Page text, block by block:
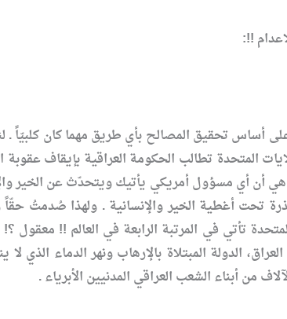
!!:
تحقيق المصالح بأي طريق مهما كان كلبيّاً .
المتحدة تطالب الحكومة العراقية بإيقاف عقوبة
هي أن أي مسؤول أمريكي يأتيك ويتحدّث عن الخير
عام 2014، وإذا بالولايات المتحدة تأتي في المرتبة الرابعة في
الدولة المبتلاة بالإرهاب ونهر الدماء
من أبناء الشعب العراقي المدنيين الأبرياء .